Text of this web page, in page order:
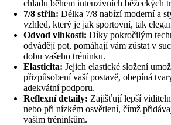
chladu během intenzivních běžeckých
7/8 střih: Délka 7/8 nabízí moderní a
vzhled, který je jak sportovní, tak
Odvod vlhkosti: Díky pokročilým
odvádějí pot, pomáhají vám zůstat v
dobu vašeho tréninku.
Elasticita: Jejich elastické složení
přizpůsobení vaší postavě, obepíná
adekvátní podporu.
Reflexní detaily: Zajišťují lepší
nebo při nízkém osvětlení, čímž
vašim tréninkům.